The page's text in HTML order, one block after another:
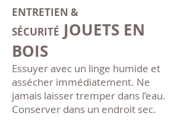
ENTRETIEN &
SÉCURITÉ JOUETS EN
BOIS
Essuyer avec un linge humide et
assécher immédiatement. Ne
jamais laisser tremper dans l’eau.
Conserver dans un endroit sec.